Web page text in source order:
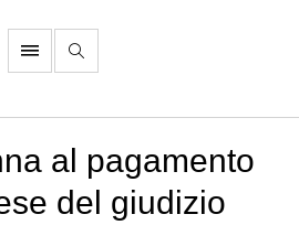
al pagamento
del giudizio